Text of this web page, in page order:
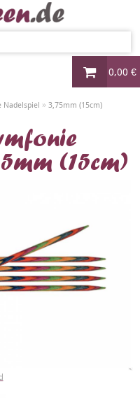
0,00 €
Nadelspiel » 3,75mm (15cm)
(15cm)